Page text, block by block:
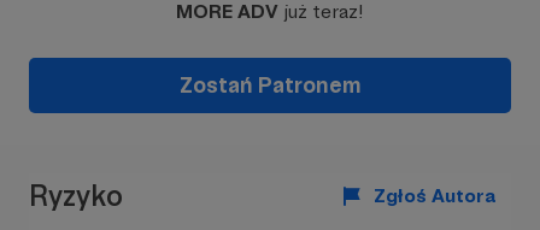
Nasza trasa do 27.02.2025. >50k km
Jak się tutaj znaleźliśmy?
MORE ADV już teraz!
Zostań Patronem
Ryzyko Zgłoś Autora